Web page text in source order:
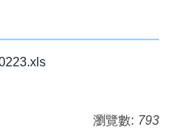
瀏覽數: 793